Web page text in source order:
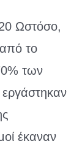
Ωστόσο,
από το
των
έκαναν